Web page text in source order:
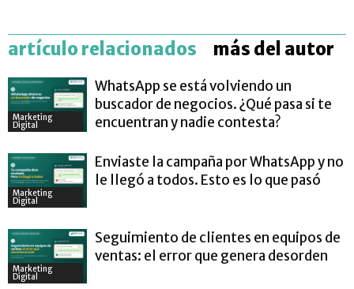
artículo relacionados más del autor
Marketing
Digital
WhatsApp se está volviendo un
buscador de negocios. ¿Qué pasa si te
encuentran y nadie contesta?
Marketing
Digital
Enviaste la campaña por WhatsApp y no
le llegó a todos. Esto es lo que pasó
Marketing
Digital
Seguimiento de clientes en equipos de
ventas: el error que genera desorden